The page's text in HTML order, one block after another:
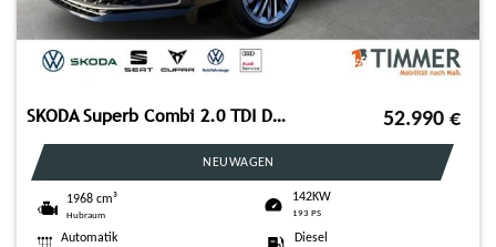
SKODA Superb Combi 2.0 TDI DSG 4x4 L&K *AHK*CANTON* 52.990 €
NEUWAGEN
1968 cm³
Hubraum
142KW
193 PS
Automatik Diesel